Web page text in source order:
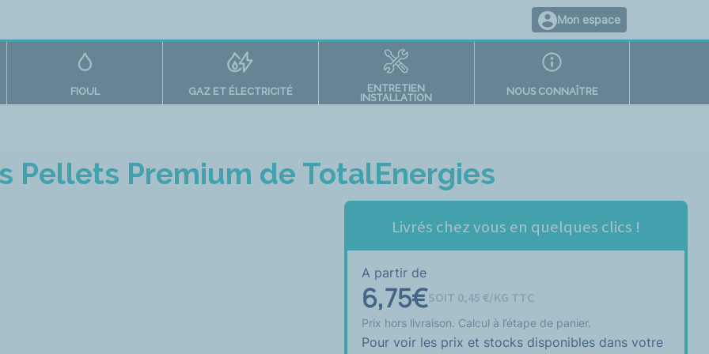
Mon espace
FIOUL GAZ ET ÉLECTRICITÉ
ENTRETIEN
INSTALLATION
NOUS CONNAÎTRE
Pellets Premium de TotalEnergies
Livrés chez vous en quelques clics !
A partir de
6,75€SOIT 0,45 €/KG TTC
Prix hors livraison. Calcul à l’étape de panier.
Pour voir les prix et stocks disponibles dans votre